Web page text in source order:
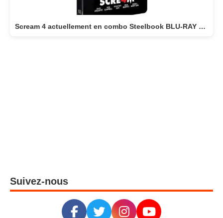
Scream 4 actuellement en combo Steelbook BLU-RAY 4K + BLU-RAY
Suivez-nous